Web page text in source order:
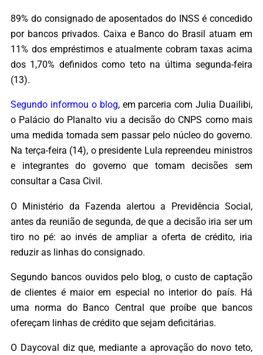
89% do consignado de aposentados do INSS é concedido
por bancos privados. Caixa e Banco do Brasil atuam em
11% dos empréstimos e atualmente cobram taxas acima
dos 1,70% definidos como teto na última segunda-feira
(13).
Segundo informou o blog, em parceria com Julia Duailibi,
o Palácio do Planalto viu a decisão do CNPS como mais
uma medida tomada sem passar pelo núcleo do governo.
Na terça-feira (14), o presidente Lula repreendeu ministros
e integrantes do governo que tomam decisões sem
consultar a Casa Civil.
O Ministério da Fazenda alertou a Previdência Social,
antes da reunião de segunda, de que a decisão iria ser um
tiro no pé: ao invés de ampliar a oferta de crédito, iria
reduzir as linhas do consignado.
Segundo bancos ouvidos pelo blog, o custo de captação
de clientes é maior em especial no interior do país. Há
uma norma do Banco Central que proíbe que bancos
ofereçam linhas de crédito que sejam deficitárias.
O Daycoval diz que, mediante a aprovação do novo teto,